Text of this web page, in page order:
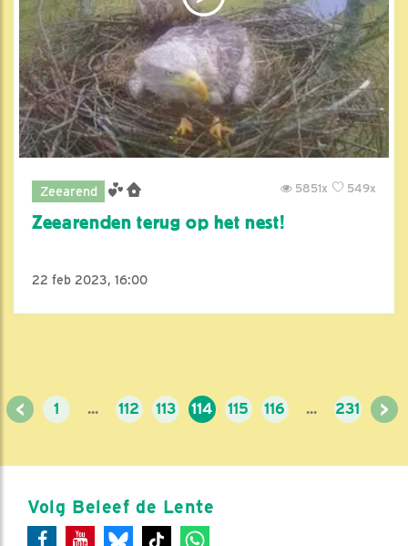
Zeearend 549x
5851x
Zeearenden terug op het nest!
22 feb 2023, 16:00
< 1 ... 112 113 114 115 116 ... 231 >
Volg Beleef de Lente